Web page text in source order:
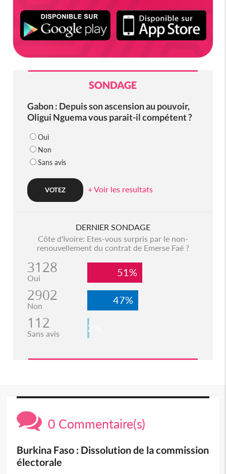
SONDAGE
Gabon : Depuis son ascension au pouvoir,
Oligui Nguema vous parait-il compétent ?
Oui
Non
Sans avis
+ Voir les resultats
DERNIER SONDAGE
Côte d'Ivoire: Etes-vous surpris par le non-
renouvellement du contrat de Emerse Faé ?
3128
Oui 51%
2902
Non 47%
112
Sans avis 2%
0 Commentaire(s)
Burkina Faso : Dissolution de la commission
électorale